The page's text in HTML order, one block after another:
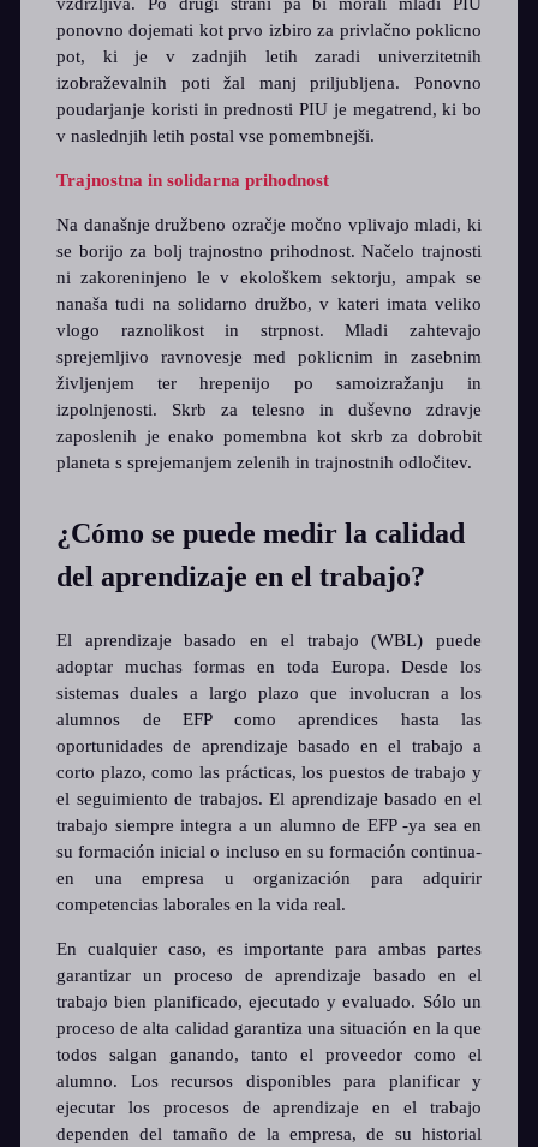
vzdržljiva. Po drugi strani pa bi morali mladi PIU
ponovno dojemati kot prvo izbiro za privlačno poklicno
pot, ki je v zadnjih letih zaradi univerzitetnih
izobraževalnih poti žal manj priljubljena. Ponovno
poudarjanje koristi in prednosti PIU je megatrend, ki bo
v naslednjih letih postal vse pomembnejši.
Trajnostna in solidarna prihodnost
Na današnje družbeno ozračje močno vplivajo mladi, ki
se borijo za bolj trajnostno prihodnost. Načelo trajnosti
ni zakoreninjeno le v ekološkem sektorju, ampak se
nanaša tudi na solidarno družbo, v kateri imata veliko
vlogo raznolikost in strpnost. Mladi zahtevajo
sprejemljivo ravnovesje med poklicnim in zasebnim
življenjem ter hrepenijo po samoizražanju in
izpolnjenosti. Skrb za telesno in duševno zdravje
zaposlenih je enako pomembna kot skrb za dobrobit
planeta s sprejemanjem zelenih in trajnostnih odločitev.
¿Cómo se puede medir la calidad
del aprendizaje en el trabajo?
El aprendizaje basado en el trabajo (WBL) puede
adoptar muchas formas en toda Europa. Desde los
sistemas duales a largo plazo que involucran a los
alumnos de EFP como aprendices hasta las
oportunidades de aprendizaje basado en el trabajo a
corto plazo, como las prácticas, los puestos de trabajo y
el seguimiento de trabajos. El aprendizaje basado en el
trabajo siempre integra a un alumno de EFP -ya sea en
su formación inicial o incluso en su formación continua-
en una empresa u organización para adquirir
competencias laborales en la vida real.
En cualquier caso, es importante para ambas partes
garantizar un proceso de aprendizaje basado en el
trabajo bien planificado, ejecutado y evaluado. Sólo un
proceso de alta calidad garantiza una situación en la que
todos salgan ganando, tanto el proveedor como el
alumno. Los recursos disponibles para planificar y
ejecutar los procesos de aprendizaje en el trabajo
dependen del tamaño de la empresa, de su historial